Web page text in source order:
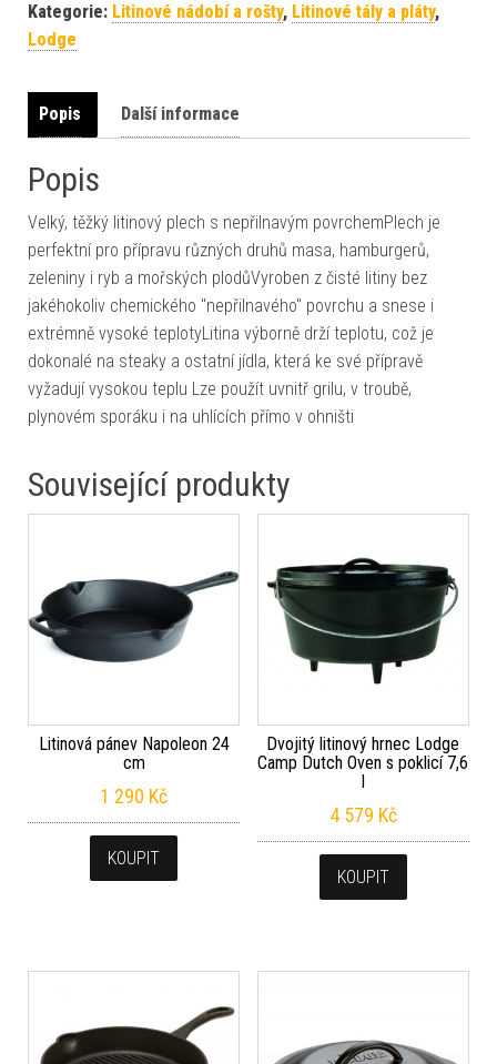
Kategorie: Litinové nádobí a rošty, Litinové tály a pláty,
Lodge
Popis Další informace
Popis
Velký, těžký litinový plech s nepřilnavým povrchemPlech je
perfektní pro přípravu různých druhů masa, hamburgerů,
zeleniny i ryb a mořských plodůVyroben z čisté litiny bez
jakéhokoliv chemického "nepřilnavého" povrchu a snese i
extrémně vysoké teplotyLitina výborně drží teplotu, což je
dokonalé na steaky a ostatní jídla, která ke své přípravě
vyžadují vysokou teplu Lze použít uvnitř grilu, v troubě,
plynovém sporáku i na uhlících přímo v ohništi
Související produkty
Litinová pánev Napoleon 24
cm
1 290 Kč
KOUPIT
Dvojitý litinový hrnec Lodge
Camp Dutch Oven s poklicí 7,6
l
4 579 Kč
KOUPIT